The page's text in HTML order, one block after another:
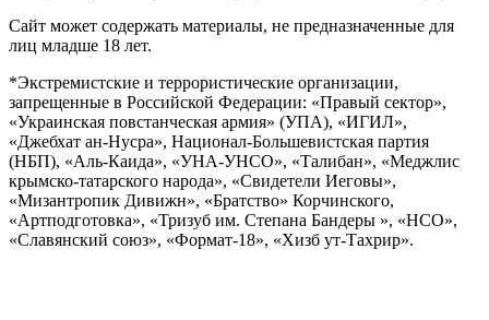
Сайт может содержать материалы, не предназначенные для
лиц младше 18 лет.
*Экстремистские и террористические организации,
запрещенные в Российской Федерации: «Правый сектор»,
«Украинская повстанческая армия» (УПА), «ИГИЛ»,
«Джебхат ан-Нусра», Национал-Большевистская партия
(НБП), «Аль-Каида», «УНА-УНСО», «Талибан», «Меджлис
крымско-татарского народа», «Свидетели Иеговы»,
«Мизантропик Дивижн», «Братство» Корчинского,
«Артподготовка», «Тризуб им. Степана Бандеры », «НСО»,
«Славянский союз», «Формат-18», «Хизб ут-Тахрир».